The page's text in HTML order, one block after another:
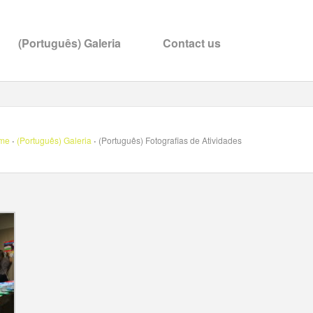
(Português) Galeria Contact us
· (Português) Galeria · (Português) Fotografias de Atividades